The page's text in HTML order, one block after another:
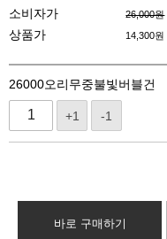
소비자가 26,000원
상품가 14,300원
26000오리무중불빛버블건
+1 -1
바로 구매하기